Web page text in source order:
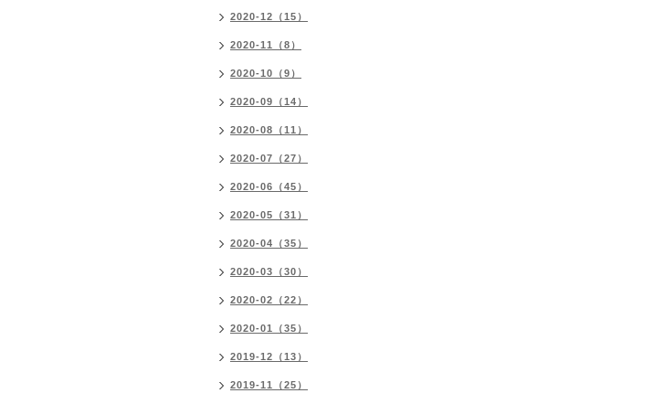
2020-12（15）
2020-11（8）
2020-10（9）
2020-09（14）
2020-08（11）
2020-07（27）
2020-06（45）
2020-05（31）
2020-04（35）
2020-03（30）
2020-02（22）
2020-01（35）
2019-12（13）
2019-11（25）